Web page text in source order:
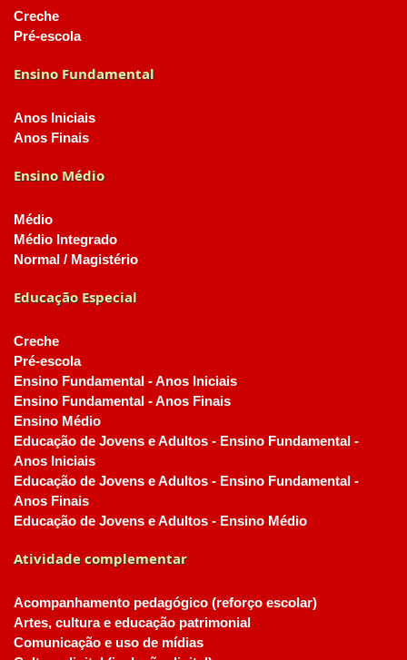
Creche
Pré-escola
Ensino Fundamental
Anos Iniciais
Anos Finais
Ensino Médio
Médio
Médio Integrado
Normal / Magistério
Educação Especial
Creche
Pré-escola
Ensino Fundamental - Anos Iniciais
Ensino Fundamental - Anos Finais
Ensino Médio
Educação de Jovens e Adultos - Ensino Fundamental -
Anos Iniciais
Educação de Jovens e Adultos - Ensino Fundamental -
Anos Finais
Educação de Jovens e Adultos - Ensino Médio
Atividade complementar
Acompanhamento pedagógico (reforço escolar)
Artes, cultura e educação patrimonial
Comunicação e uso de mídias